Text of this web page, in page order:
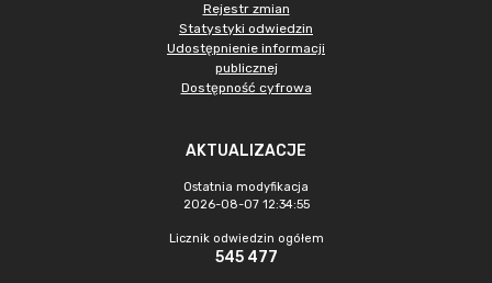
Rejestr zmian
Statystyki odwiedzin
Udostępnienie informacji
publicznej
Dostępność cyfrowa
AKTUALIZACJE
Ostatnia modyfikacja
2026-08-07 12:34:55
Licznik odwiedzin ogółem
545 477